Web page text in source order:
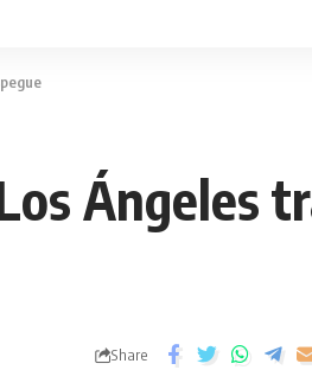
Ángeles
Share